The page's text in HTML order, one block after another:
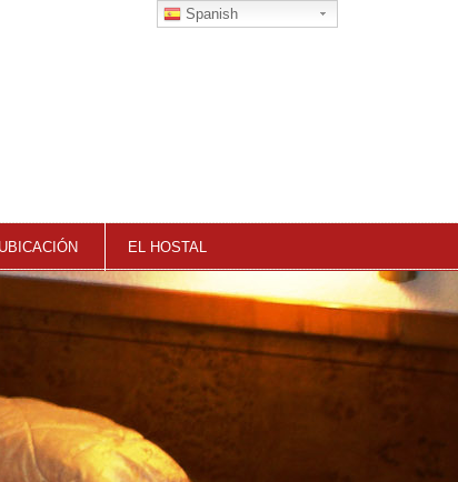
UBICACIÓN EL HOSTAL
Spanish